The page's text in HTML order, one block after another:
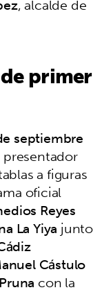
, alcalde de
primer
septiembre
a figuras
oficial
Reyes
La Yiyajunto
Cástulo
con la